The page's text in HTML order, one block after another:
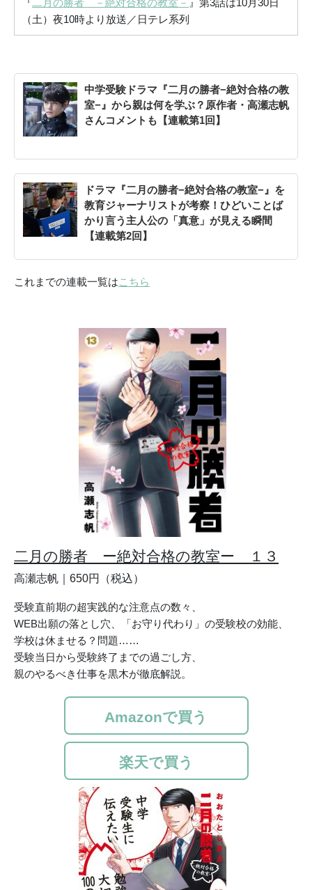
（土）夜10時より放送／日テレ系列
中学受験ドラマ『二月の勝者−絶対合格の教
室−』から親は何を学ぶ？原作者・高瀬志帆
さんコメントも【連載第1回】
ドラマ『二月の勝者−絶対合格の教室−』を
教育ジャーナリストが考察！ひどいことば
かり言う主人公の「真意」が見える瞬間
【連載第2回】
これまでの連載一覧はこちら
二月の勝者 ー絶対合格の教室ー １３
高瀬志帆｜650円（税込）
受験直前期の超実践的な注意点の数々、
WEB出願の落とし穴、「お守り代わり」の受験校の効能、
学校は休ませる？問題……
受験当日から受験終了までの過ごし方、
親のやるべき仕事を黒木が徹底解説。
Amazonで買う
楽天で買う